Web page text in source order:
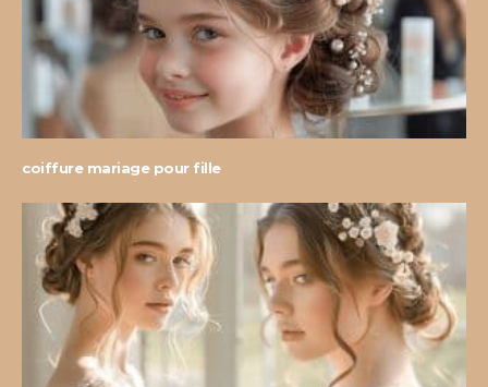
coiffure mariage pour fille